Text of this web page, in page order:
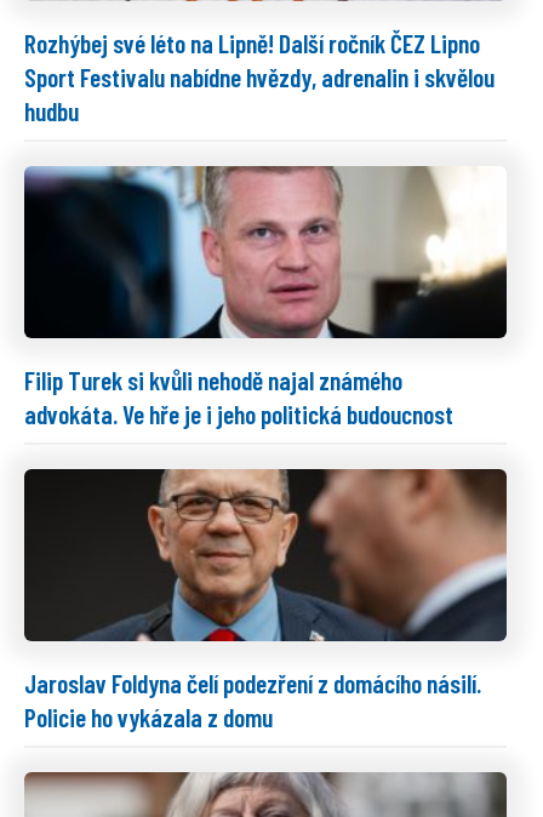
Rozhýbej své léto na Lipně! Další ročník ČEZ Lipno
Sport Festivalu nabídne hvězdy, adrenalin i skvělou
hudbu
Filip Turek si kvůli nehodě najal známého
advokáta. Ve hře je i jeho politická budoucnost
Jaroslav Foldyna čelí podezření z domácího násilí.
Policie ho vykázala z domu